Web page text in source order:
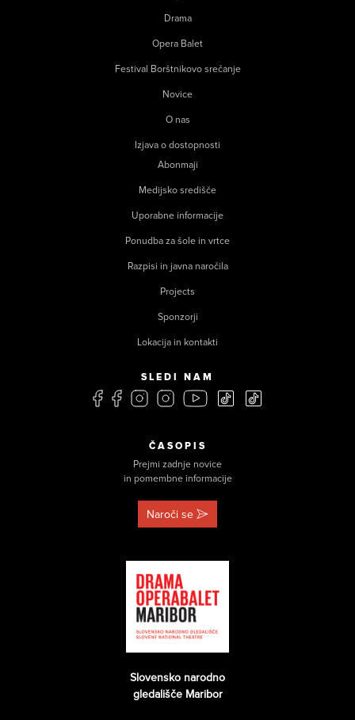
Drama
Opera Balet
Festival Borštnikovo srečanje
Novice
O nas
Izjava o dostopnosti
Abonmaji
Medijsko središče
Uporabne informacije
Ponudba za šole in vrtce
Razpisi in javna naročila
Projects
Sponzorji
Lokacija in kontakti
SLEDI NAM
ČASOPIS
Prejmi zadnje novice
in pomembne informacije
Naroči se
Slovensko narodno
gledališče Maribor